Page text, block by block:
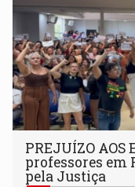
PREJUÍZO AOS
professores em
pela Justiça